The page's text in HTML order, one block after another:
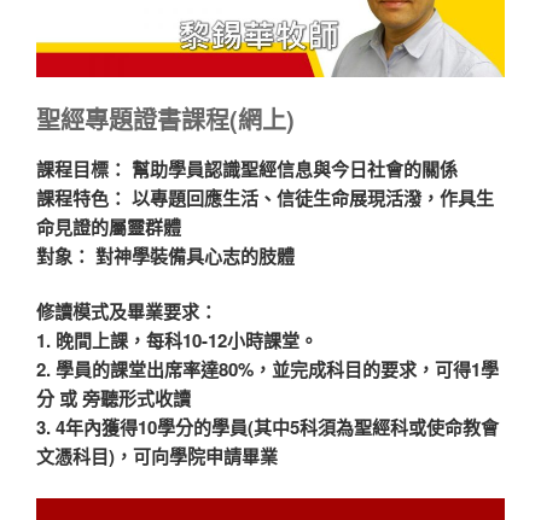
聖經專題證書課程(網上)
課程目標： 幫助學員認識聖經信息與今日社會的關係
課程特色： 以專題回應生活、信徒生命展現活潑，作具生
命見證的屬靈群體
對象： 對神學裝備具心志的肢體
修讀模式及畢業要求：
1. 晚間上課，每科10-12小時課堂。
2. 學員的課堂出席率達80%，並完成科目的要求，可得1學
分 或 旁聽形式收讀
3. 4年內獲得10學分的學員(其中5科須為聖經科或使命教會
文憑科目)，可向學院申請畢業